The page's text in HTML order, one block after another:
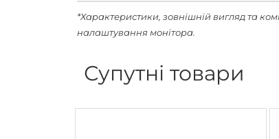
*Характеристики, зовнішній вигляд та
налаштування монітора.
Супутні товари